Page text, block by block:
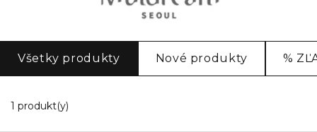
Všetky produkty Nové produkty %
1 produkt(y)